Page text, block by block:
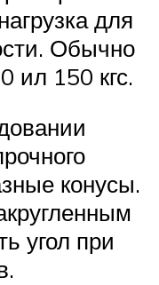
для
Обычно
ил 150 кгс.
конусы.
угол при